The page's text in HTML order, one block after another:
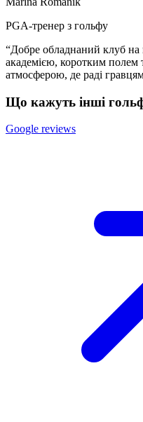
PGA-тренер з гольфу
“Добре обладнаний клуб
академією, коротким
атмосферою, де раді
Що кажуть інші
Google reviews